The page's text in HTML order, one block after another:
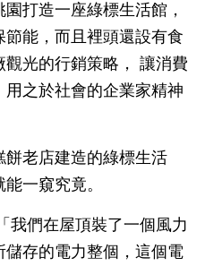
打造一座綠標生活館，
能，而且裡頭還設有食
光的行銷策略， 讓消費
之於社會的企業家精神
餅老店建造的綠標生活
一窺究竟。
我們在屋頂裝了一個風力
存的電力整個，這個電